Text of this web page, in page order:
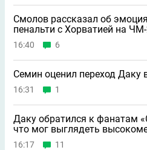
Смолов рассказал об
пенальти с Хорватией на
16:40 6
Семин оценил переход Даку
16:31 1
Даку обратился к фанатам
что мог выглядеть
16:17 11